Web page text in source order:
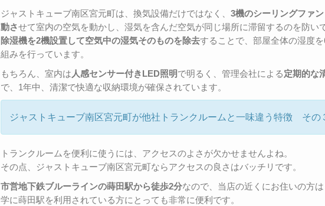
ジャストキューブ南区宮元町は、換気設備だけではなく、3機のシーリングファ
動させて室内の空気を動かし、湿気を含んだ空気が同じ場所に滞留するのを防い
除湿機を2機設置して空気中の湿気そのものを除去することで、部屋全体の湿度
組みを行っています。
もちろん、室内は人感センサー付きLED照明で明るく、管理会社による定期的な
で、1年中、清潔で快適な収納環境が確保されています。
ジャストキューブ南区宮元町が他社トランクルームと一味違う特徴 そ
トランクルームを便利に使うには、アクセスのよさが欠かせませんよね。
その点、ジャストキューブ南区宮元町ならアクセスの良さはバッチリです。
市営地下鉄ブルーラインの蒔田駅から徒歩2分なので、当店の近くにお住いの方
学に蒔田駅を利用されている方にとっても非常に便利です。